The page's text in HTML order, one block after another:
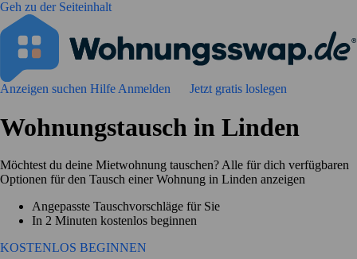
Geh zu der Seiteinhalt
Anzeigen suchen Hilfe Anmelden Jetzt gratis loslegen
Wohnungstausch in Linden
Möchtest du deine Mietwohnung tauschen? Alle für dich verfügbaren
Optionen für den Tausch einer Wohnung in Linden anzeigen
Angepasste Tauschvorschläge für Sie
In 2 Minuten kostenlos beginnen
KOSTENLOS BEGINNEN